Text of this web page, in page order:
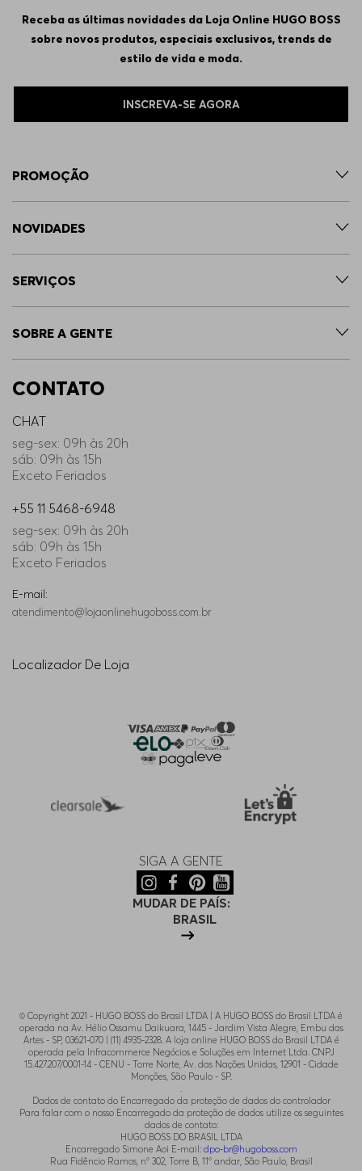
Receba as últimas novidades da Loja Online HUGO BOSS
sobre novos produtos, especiais exclusivos, trends de
estilo de vida e moda.
INSCREVA-SE AGORA
PROMOÇÃO
NOVIDADES
SERVIÇOS
SOBRE A GENTE
CONTATO
CHAT
seg-sex: 09h às 20h
sáb: 09h às 15h
Exceto Feriados
+55 11 5468-6948
seg-sex: 09h às 20h
sáb: 09h às 15h
Exceto Feriados
E-mail:
atendimento@lojaonlinehugoboss.com.br
Localizador De Loja
SIGA A GENTE
MUDAR DE PAÍS:
BRASIL
© Copyright 2021 - HUGO BOSS do Brasil LTDA | A HUGO BOSS do Brasil LTDA é
operada na Av. Hélio Ossamu Daikuara, 1445 - Jardim Vista Alegre, Embu das
Artes - SP, 03621-070 | (11) 4935-2328. A loja online HUGO BOSS do Brasil LTDA é
operada pela Infracommerce Negócios e Soluções em Internet Ltda. CNPJ
15.427.207/0001-14 - CENU - Torre Norte, Av. das Nações Unidas, 12901 - Cidade
Monções, São Paulo - SP.
.
Dados de contato do Encarregado da proteção de dados do controlador
Para falar com o nosso Encarregado da proteção de dados utilize os seguintes
dados de contato:
HUGO BOSS DO BRASIL LTDA
Encarregado Simone Aoi E-mail: dpo-br@hugoboss.com
Rua Fidêncio Ramos, n° 302, Torre B, 11° andar, São Paulo, Brasil